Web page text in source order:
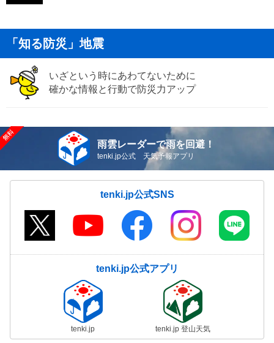
「知る防災」地震
いざという時にあわてないために
確かな情報と行動で防災力アップ
雨雲レーダーで雨を回避！
tenki.jp公式 天気予報アプリ
tenki.jp公式SNS
tenki.jp公式アプリ
tenki.jp tenki.jp 登山天気